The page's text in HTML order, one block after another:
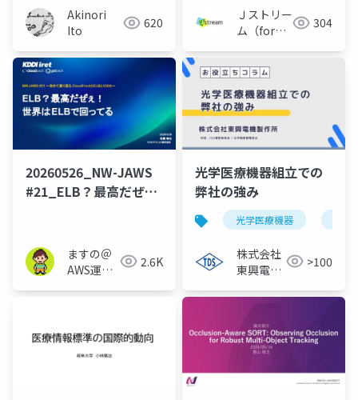
Akinori
Ito
620
Ｊストリー
ム（for
304
20260526_NW-JAWS
#21_ELB？最高だぜ
ますの＠
AWS運用
2.6K
光学医療機器組立での
弊社の強み
光学医療機器
株式会社
東興電機
>100